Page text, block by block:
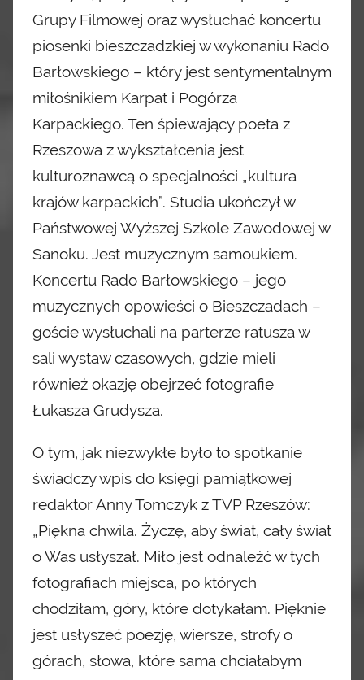
Grupy Filmowej oraz wysłuchać koncertu
piosenki bieszczadzkiej w wykonaniu Rado
Barłowskiego – który jest sentymentalnym
miłośnikiem Karpat i Pogórza
Karpackiego. Ten śpiewający poeta z
Rzeszowa z wykształcenia jest
kulturoznawcą o specjalności „kultura
krajów karpackich”. Studia ukończył w
Państwowej Wyższej Szkole Zawodowej w
Sanoku. Jest muzycznym samoukiem.
Koncertu Rado Barłowskiego – jego
muzycznych opowieści o Bieszczadach –
gościewysłuchali na parterze ratusza w
sali wystaw czasowych, gdzie mieli
również okazję obejrzeć fotografie
Łukasza Grudysza.
O tym, jak niezwykłe było to spotkanie
świadczy wpis do księgi pamiątkowej
redaktor Anny Tomczyk z TVP Rzeszów:
„Piękna chwila. Życzę, aby świat, cały świat
o Was usłyszał. Miło jest odnaleźć w tych
fotografiach miejsca, po których
chodziłam, góry, które dotykałam. Pięknie
jest usłyszeć poezję, wiersze, strofy o
górach, słowa, które sama chciałabym